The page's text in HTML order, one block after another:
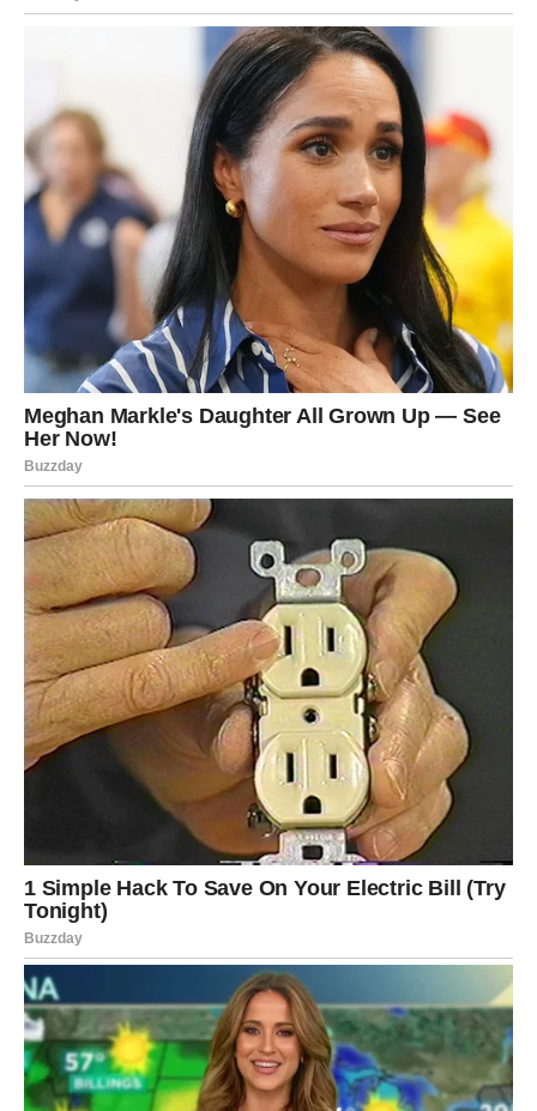
Važno je dodavati brašno postupno, budući da svaka vrsta
brašna ima različite teksture; ako se smjesa čini nedostatnom,
može se dodati mala dodatna količina. Kada se postigne
željena gustoća, pokrijte tijesto i ostavite da odstoji u hladnjaku
oko 15 minuta.
Tijesto koje ste izvadili iz hladnjaka počnite valjati između
listova papira za pečenje dok ne dobijete okrugli oblik. Nakon
što su rubovi spojeni, tijesto zamotajte u rastezljivu foliju i
stavite u zamrzivač na otprilike 15 do 20 minuta. Nakon toga
bit će spreman za ribanje kako bi se oblikovali rubovi.
Za početak napravite široko udubljenje u sredini tijesta pomoću
posude. Rubove premazati čokoladom, zatim dodati jagode i
odozgo posuti naribano tijesto. Smjesu oblikujte prema tome,
nanesite bjelanjak i na kraju umiješajte narezane bademe;